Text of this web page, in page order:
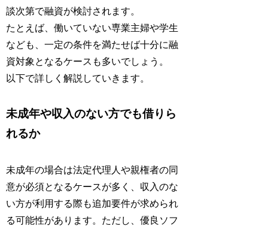
談次第で融資が検討されます。
たとえば、働いていない専業主婦や学生
なども、一定の条件を満たせば十分に融
資対象となるケースも多いでしょう。
以下で詳しく解説していきます。
未成年や収入のない方でも借りら
れるか
未成年の場合は法定代理人や親権者の同
意が必須となるケースが多く、収入のな
い方が利用する際も追加要件が求められ
る可能性があります。ただし、優良ソフ